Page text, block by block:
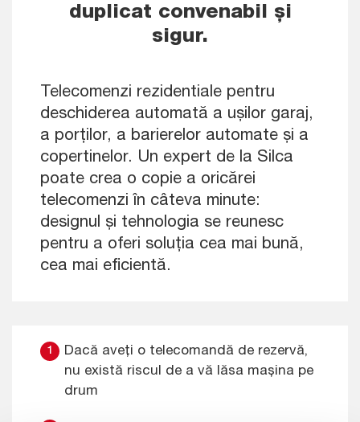
duplicat convenabil și
sigur.
Telecomenzi rezidentiale pentru
deschiderea automată a ușilor garaj,
a porților, a barierelor automate și a
copertinelor. Un expert de la Silca
poate crea o copie a oricărei
telecomenzi în câteva minute:
designul și tehnologia se reunesc
pentru a oferi soluția cea mai bună,
cea mai eficientă.
Dacă aveți o telecomandă de rezervă,
nu există riscul de a vă lăsa mașina pe
drum